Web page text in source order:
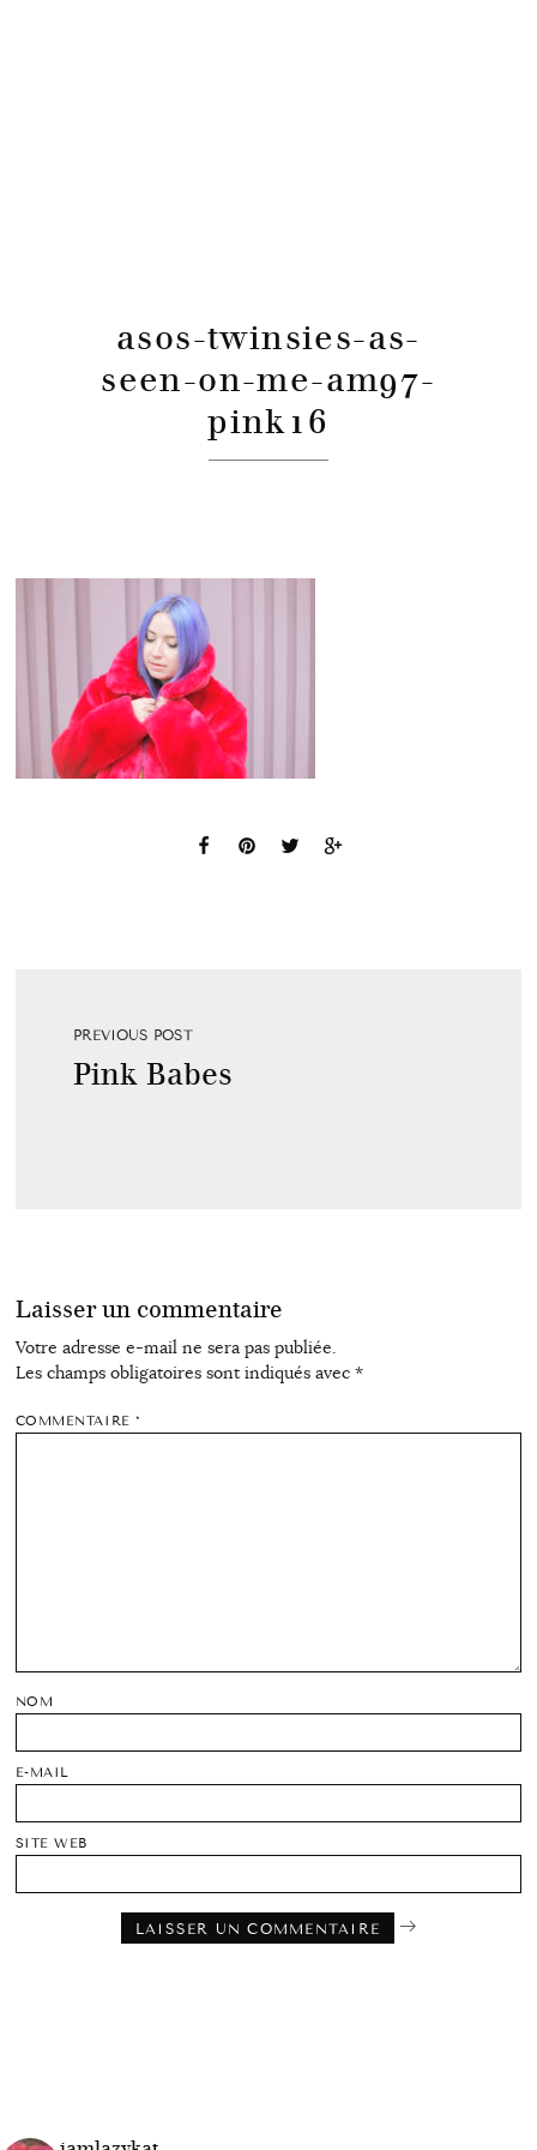
asos-twinsies-as-
seen-on-me-am97-
pink16
PREVIOUS POST
Pink Babes
Laisser un commentaire
Votre adresse e-mail ne sera pas publiée.
Les champs obligatoires sont indiqués avec *
COMMENTAIRE*
NOM
E-MAIL
SITE WEB